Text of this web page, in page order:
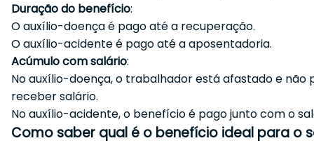
Duração do benefício:
O auxílio-doença é pago até a recuperação.
O auxílio-acidente é pago até a aposentadoria.
Acúmulo com salário:
No auxílio-doença, o trabalhador está afastado e não
receber salário.
No auxílio-acidente, o benefício é pago junto com o
Como saber qual é o benefício ideal para o